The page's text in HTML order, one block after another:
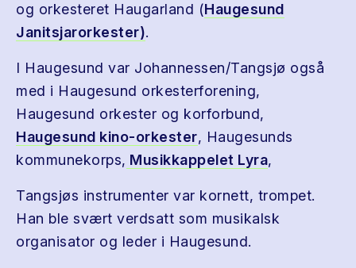
og orkesteret Haugarland (Haugesund
Janitsjarorkester).
I Haugesund var Johannessen/Tangsjø også
med i Haugesund orkesterforening,
Haugesund orkester og korforbund,
Haugesund kino-orkester, Haugesunds
kommunekorps, Musikkappelet Lyra,
Tangsjøs instrumenter var kornett, trompet.
Han ble svært verdsatt som musikalsk
organisator og leder i Haugesund.